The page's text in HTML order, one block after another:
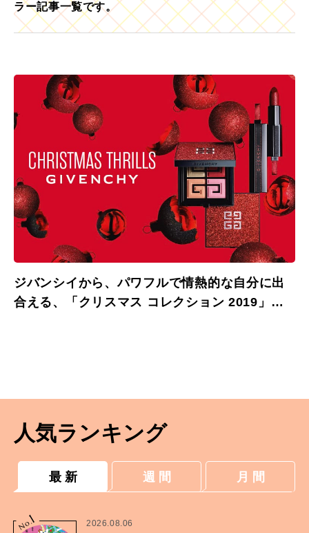
ラー記事一覧です。
ジバンシイから、パワフルで情熱的な自分に出
合える、「クリスマス コレクション 2019」が
人気ランキング
最 新 週 間 月 間
No.
1 2026.08.06